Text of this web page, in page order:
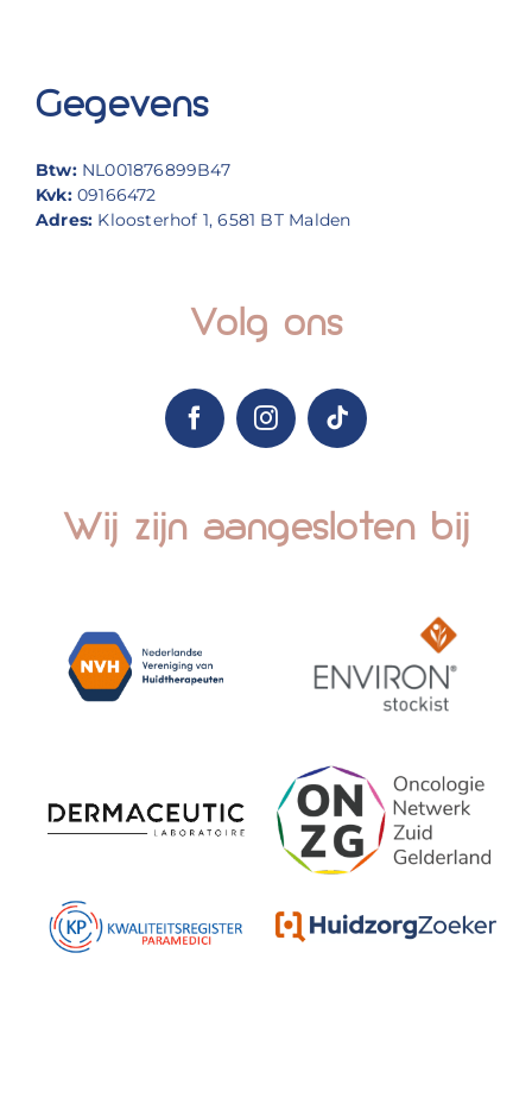
Gegevens
Btw: NL001876899B47
Kvk:09166472
Adres: Kloosterhof 1, 6581 BT Malden
Volg ons
Wij zijn aangesloten bij